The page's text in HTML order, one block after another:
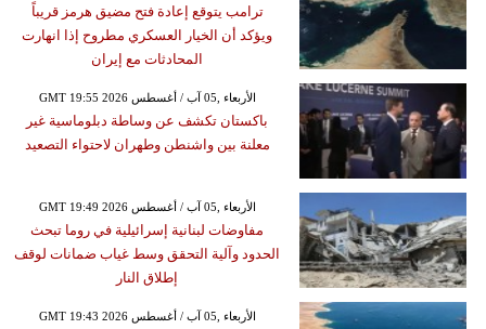
ترامب يتوقع إعادة فتح مضيق هرمز قريباً
ويؤكد أن الخيار العسكري مطروح إذا انهارت
المحادثات مع إيران
GMT 19:55 2026 الأربعاء ,05 آب / أغسطس
باكستان تكشف عن وساطة دبلوماسية غير
معلنة بين واشنطن وطهران لاحتواء التصعيد
GMT 19:49 2026 الأربعاء ,05 آب / أغسطس
مفاوضات لبنانية إسرائيلية في روما تبحث
الحدود وآلية التحقق وسط غياب ضمانات لوقف
إطلاق النار
GMT 19:43 2026 الأربعاء ,05 آب / أغسطس